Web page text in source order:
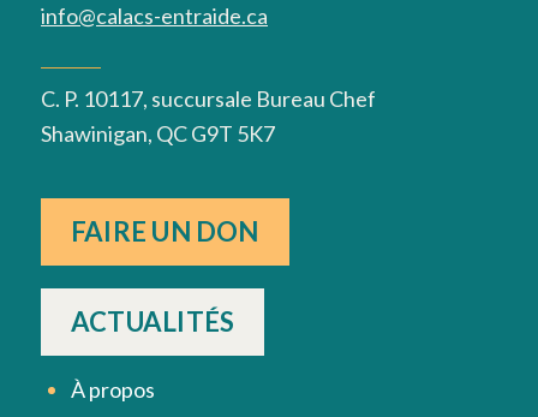
info@calacs-entraide.ca
C. P. 10117, succursale Bureau Chef
Shawinigan, QC G9T 5K7
FAIRE UN DON
ACTUALITÉS
À propos